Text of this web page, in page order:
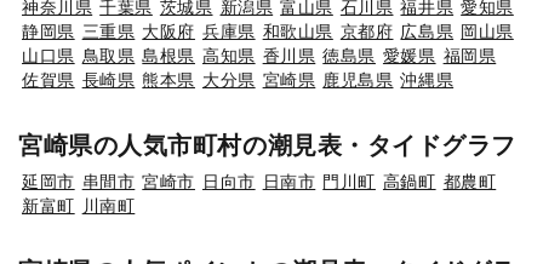
神奈川県 千葉県 茨城県 新潟県 富山県 石川県 福井県 愛知県
静岡県 三重県 大阪府 兵庫県 和歌山県 京都府 広島県 岡山県
山口県 鳥取県 島根県 高知県 香川県 徳島県 愛媛県 福岡県
佐賀県 長崎県 熊本県 大分県 宮崎県 鹿児島県 沖縄県
宮崎県の人気市町村の潮見表・タイドグラフ
延岡市 串間市 宮崎市 日向市 日南市 門川町 高鍋町 都農町
新富町
川南町